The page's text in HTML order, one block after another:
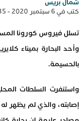
شمال بريس
كتب في 6 سبتمبر 2020 - 11:35 ص
تسلل فيروس كورونا
وأحد البحارة بميناء
بالحسيمة.
واستنفرت السلطات
إصابته، والذي لم يظهر